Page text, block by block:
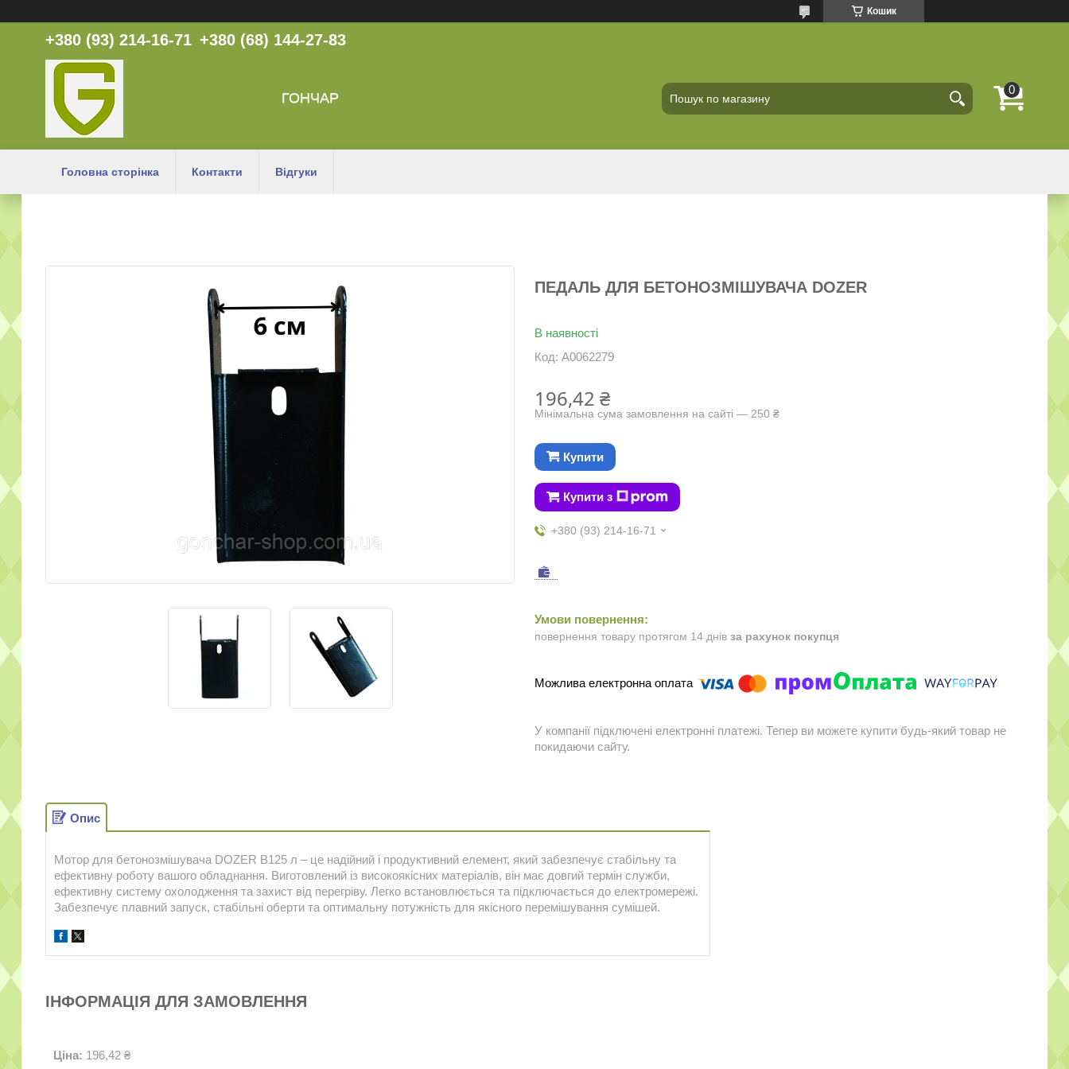
Кошик
+380 (93) 214-16-71 +380 (68) 144-27-83
ГОНЧАР
Головна сторінка Контакти Відгуки
ПЕДАЛЬ ДЛЯ БЕТОНОЗМІШУВАЧА DOZER
В наявності
Код: А0062279
196,42 ₴
Мінімальна сума замовлення на сайті — 250 ₴
Купити
Купити з
+380 (93) 214-16-71
повернення товару протягом 14 днів за рахунок покупця
У компанії підключені електронні платежі. Тепер ви можете купити будь-який товар не
покидаючи сайту.
Опис
Мотор для бетонозмішувача DOZER B125 л – це надійний і продуктивний елемент, який забезпечує стабільну та
ефективну роботу вашого обладнання. Виготовлений із високоякісних матеріалів, він має довгий термін служби,
ефективну систему охолодження та захист від перегріву. Легко встановлюється та підключається до електромережі.
Забезпечує плавний запуск, стабільні оберти та оптимальну потужність для якісного перемішування сумішей.
ІНФОРМАЦІЯ ДЛЯ ЗАМОВЛЕННЯ
Ціна: 196,42 ₴